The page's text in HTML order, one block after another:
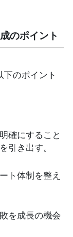
のポイント
のポイント
確にすること
引き出す。
ト体制を整え
を成長の機会